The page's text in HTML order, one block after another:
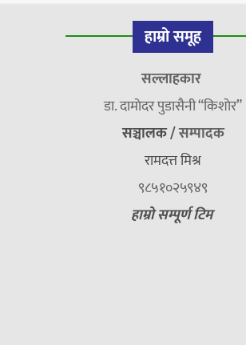
हाम्रो समूह
सल्लाहकार
डा. दामाेदर पुडासैनी “किशाेर”
सञ्चालक /सम्पादक
रामदत्त मिश्र
९८५१०२५९४९
हाम्रो सम्पूर्ण टिम